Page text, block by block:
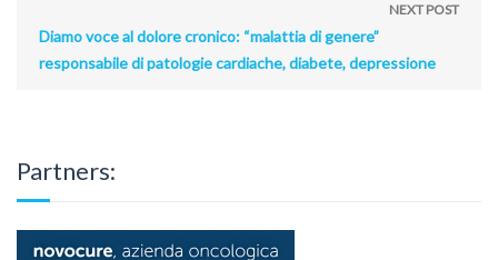
NEXT POST
Diamo voce al dolore cronico: “malattia di genere”
responsabile di patologie cardiache, diabete, depressione
Partners: